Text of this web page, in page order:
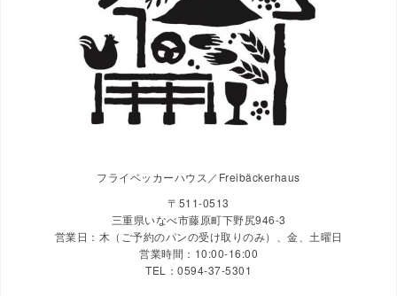
フライベッカーハウス／Freibäckerhaus
〒511-0513
三重県いなべ市藤原町下野尻946-3
営業日：木（ご予約のパンの受け取りのみ）、金、土曜日
営業時間：10:00-16:00
TEL：0594-37-5301